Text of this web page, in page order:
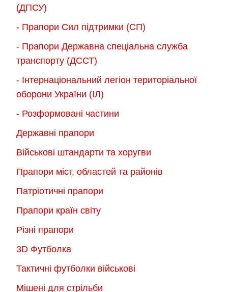
(ДПСУ)
- Прапори Сил підтримки (СП)
- Прапори Державна спеціальна служба
транспорту (ДССТ)
- Інтернаціональний легіон територіальної
оборони України (ІЛ)
- Розформовані частини
Державні прапори
Військові штандарти та хоругви
Прапори міст, областей та районів
Патріотичні прапори
Прапори країн світу
Різні прапори
3D Футболка
Тактичні футболки військові
Мішені для стрільби